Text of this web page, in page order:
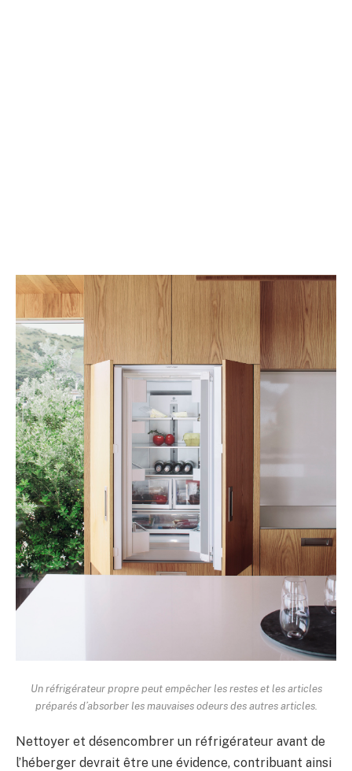
Un réfrigérateur propre peut empêcher les restes et les articles
préparés d’absorber les mauvaises odeurs des autres articles.
Nettoyer et désencombrer un réfrigérateur avant de
l’héberger devrait être une évidence, contribuant ainsi